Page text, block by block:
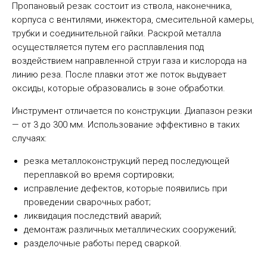
Пропановый резак состоит из ствола, наконечника,
корпуса с вентилями, инжектора, смесительной камеры,
трубки и соединительной гайки. Раскрой металла
осуществляется путем его расплавления под
воздействием направленной струи газа и кислорода на
линию реза. После плавки этот же поток выдувает
оксиды, которые образовались в зоне обработки.
Инструмент отличается по конструкции. Диапазон резки
— от 3 до 300 мм. Использование эффективно в таких
случаях:
резка металлоконструкций перед последующей
переплавкой во время сортировки;
исправление дефектов, которые появились при
проведении сварочных работ;
ликвидация последствий аварий;
демонтаж различных металлических сооружений;
разделочные работы перед сваркой.